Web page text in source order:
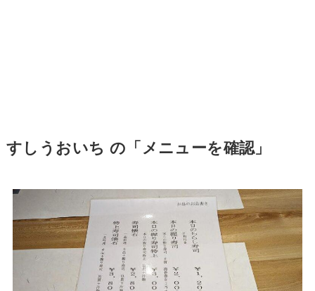
すしうおいち の「メニューを確認」